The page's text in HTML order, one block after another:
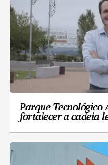
Parque Tecnológico
fortalecer a cadeia